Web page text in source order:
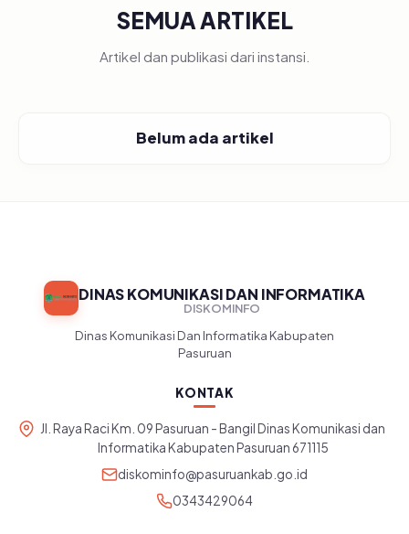
SEMUA ARTIKEL
Artikel dan publikasi dari instansi.
Belum ada artikel
DINAS KOMUNIKASI DAN INFORMATIKA
DISKOMINFO
Dinas Komunikasi Dan Informatika Kabupaten
Pasuruan
KONTAK
Jl. Raya Raci Km. 09 Pasuruan - Bangil Dinas Komunikasi dan
Informatika Kabupaten Pasuruan 671115
diskominfo@pasuruankab.go.id
0343429064